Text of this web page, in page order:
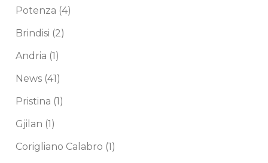
Potenza (4)
Brindisi (2)
Andria (1)
News (41)
Pristina (1)
Gjilan (1)
Corigliano Calabro (1)